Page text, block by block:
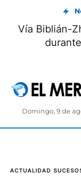
Vía Biblián-
Domingo, 9 de
ACTUALIDAD